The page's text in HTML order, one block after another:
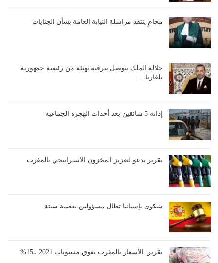
محامٍ ينتقد مراسلة النيابة العامة بشأن الجنايات
جلالة الملك يتوصل ببرقية تهنئة من رئيسة جمهورية
بلغاريا…
إدانة 5 سائقين بعد أحداث الهجرة الجماعية
تقرير يدعو لتعزيز المخزون الاستراتيجي بالمغرب
شكوى بإسبانيا تطال مسؤولين بقضية سبتة
تقرير: الأسعار بالمغرب تفوق مستويات 2021 بـ15%